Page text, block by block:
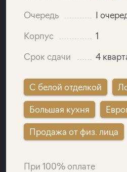
Очередь
I
Корпус
1
Срок сдачи
4
C белой отделкой
Большая кухня
Продажа от физ. лица
При 100% оплате